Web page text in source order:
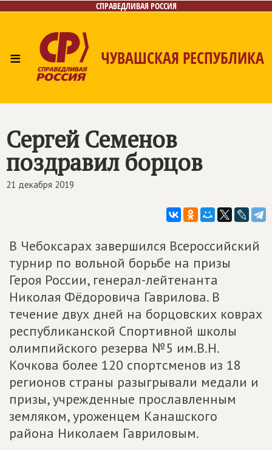
СПРАВЕДЛИВАЯ РОССИЯ
≡ ЧУВАШСКАЯ РЕСПУБЛИКА
Сергей Семенов
поздравил борцов
21 декабря 2019
В Чебоксарах завершился Всероссийский
турнир по вольной борьбе на призы
Героя России, генерал-лейтенанта
Николая Фёдоровича Гаврилова. В
течение двух дней на борцовских коврах
республиканской Спортивной школы
олимпийского резерва №5 им.В.Н.
Кочкова более 120 спортсменов из 18
регионов страны разыгрывали медали и
призы, учрежденные прославленным
земляком, уроженцем Канашского
района Николаем Гавриловым.